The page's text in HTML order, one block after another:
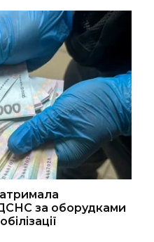
за оборудками